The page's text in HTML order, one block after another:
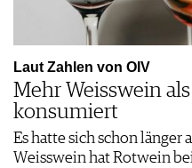
Laut Zahlen von OIV
Mehr Weisswein
konsumiert
Es hatte sich schon länger
Weisswein hat Rotwein